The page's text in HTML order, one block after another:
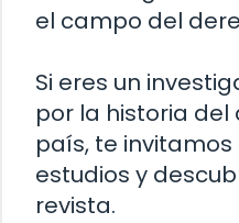
el campo del
Si eres un
por la historia
país, te
estudios y
revista.